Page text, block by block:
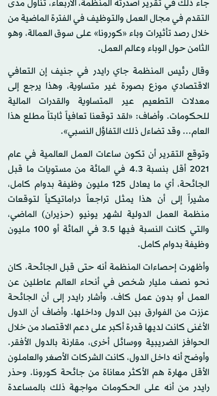
جاء ذلك في تقرير أصدرته المنظمة، الأربعاء، تناول مدى
التقدم في مجال العمل والتوظيف في الفترة الماضية من
خلال رصد تأثيرات وباء «كورونا» على سوق العمالة، وهو
الثامن حول الوباء وعالم العمل.
وقال رئيس المنظمة جاي رايدر في جنيف إن التعافي
الاقتصادي موزع بصورة غير متساوية، وهذا يرجع إلى
معدلات التطعيم عير المتساوية والقدرات المالية
للحكومات. وأضاف: «لقد توقعنا تعافياً ثابتاً مطلع هذا
العام... وقد تضاءل ذلك التفاؤل النسبي».
وتوقع التقرير أن تكون ساعات العمل العالمية في عام
2021 أقل بنسبة 4.3 في المائة من مستويات ما قبل
الجائحة، أي ما يعادل 125 مليون وظيفة بدوام كامل،
مشيراً إلى أن هذا يمثل تراجعاً دراماتيكياً لتوقعات
منظمة العمل الدولية لشهر يونيو (حزيران) الماضي،
والتي كانت النسبة فيها 3.5 في المائة أو 100 مليون
وظيفة بدوام كامل.
وأظهرت إحصاءات المنظمة أنه حتى قبل الجائحة، كان
نحو نصف مليار شخص في أنحاء العالم عاطلين عن
العمل أو بدون عمل كاف. وأشار رايدر إلى أن الجائحة
عززت من الفوارق بين الدول وداخلها. وأضاف أن الدول
الأغنى كانت لديها قدرة أكبر على دعم الاقتصاد من خلال
الحوافز الضريبية ووسائل أخرى، مقارنة بالدول الأفقر.
وأوضح أنه داخل الدول، كانت الشركات الأصغر والعاملون
الأقل مهارة هم الأكثر معاناة من جائحة كورونا. وحذر
رايدر من أنه على الحكومات مواجهة ذلك بالمساعدة